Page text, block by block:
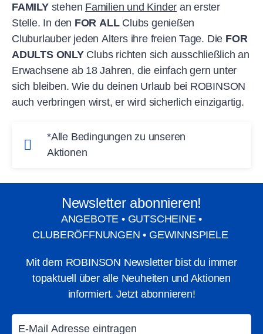
FAMILYstehen Familien und Kinder an erster
Stelle. In den FOR ALLClubs genießen
Cluburlauber jeden Alters ihre freien Tage. Die FOR
ADULTS ONLYClubs richten sich ausschließlich an
Erwachsene ab 18 Jahren, die einfach gern unter
sich bleiben. Wie du deinen Urlaub bei ROBINSON
auch verbringen wirst, er wird sicherlich einzigartig.
*Alle Bedingungen zu unseren
Aktionen
Mindestaufenthalt von 7 Nächten inkl. Flug und Transfer.
Gilt für ausgewählte Clubs, Zimmerkategorien und
Reisetermine, limitiertes Kontingent.
ROBINSON Fernreisen:Preis pro Person im
Doppelzimmer. Mindestaufenthalt von 7 Nächten an
ausgewählten Reisezeiträumen, begrenztes Kontingent.
Gutscheincodes:Sollte ein Gutscheincode verfügbar
Newsletter abonnieren!
ANGEBOTE • GUTSCHEINE •
CLUBERÖFFNUNGEN • GEWINNSPIELE
Mit dem ROBINSON Newsletter bist du immer
topaktuell über alle Neuheiten und Aktionen
informiert. Jetzt abonnieren!